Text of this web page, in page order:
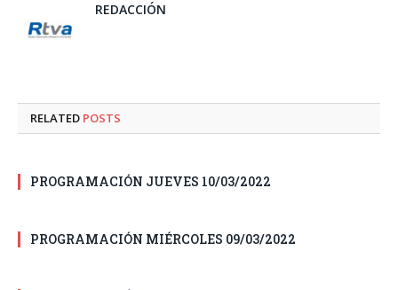
REDACCIÓN
RELATED POSTS
PROGRAMACIÓN JUEVES 10/03/2022
PROGRAMACIÓN MIÉRCOLES 09/03/2022